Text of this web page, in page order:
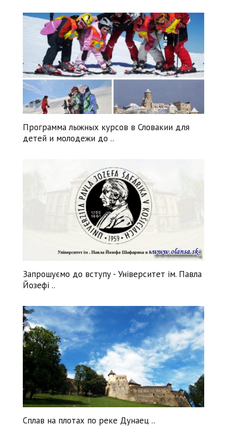
Нравится
+ 0
Программа лыжных курсов в Словакии для
детей и молодежи до ..
Нравится
Запрошуємо до вступу - Університет ім. Павла
Йозефі ..
Нравится
+ 2
Сплав на плотах по реке Дунаец ..